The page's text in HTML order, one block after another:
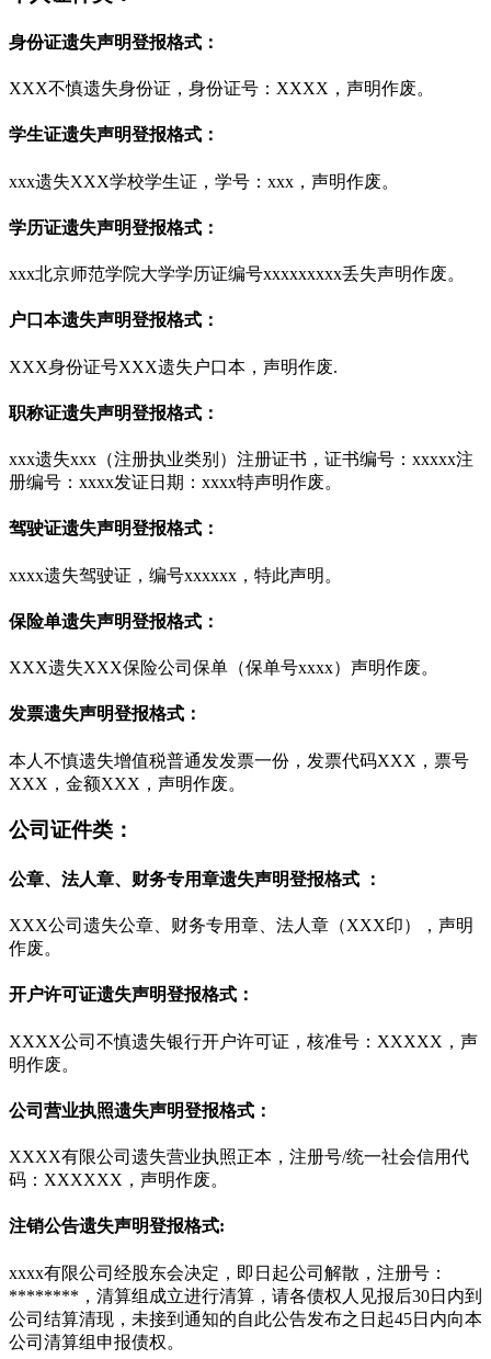
身份证遗失声明登报格式：
XXX不慎遗失身份证，身份证号：XXXX，声明作废。
学生证遗失声明登报格式：
xxx遗失XXX学校学生证，学号：xxx，声明作废。
学历证遗失声明登报格式：
xxx北京师范学院大学学历证编号xxxxxxxxx丢失声明作废。
户口本遗失声明登报格式：
XXX身份证号XXX遗失户口本，声明作废.
职称证遗失声明登报格式：
xxx遗失xxx（注册执业类别）注册证书，证书编号：xxxxx注
册编号：xxxx发证日期：xxxx特声明作废。
驾驶证遗失声明登报格式：
xxxx遗失驾驶证，编号xxxxxx，特此声明。
保险单遗失声明登报格式：
XXX遗失XXX保险公司保单（保单号xxxx）声明作废。
发票遗失声明登报格式：
本人不慎遗失增值税普通发发票一份，发票代码XXX，票号
XXX，金额XXX，声明作废。
公司证件类：
公章、法人章、财务专用章遗失声明登报格式 ：
XXX公司遗失公章、财务专用章、法人章（XXX印），声明
作废。
开户许可证遗失声明登报格式：
XXXX公司不慎遗失银行开户许可证，核准号：XXXXX，声
明作废。
公司营业执照遗失声明登报格式：
XXXX有限公司遗失营业执照正本，注册号/统一社会信用代
码：XXXXXX，声明作废。
注销公告遗失声明登报格式:
xxxx有限公司经股东会决定，即日起公司解散，注册号：
********，清算组成立进行清算，请各债权人见报后30日内到
公司结算清现，未接到通知的自此公告发布之日起45日内向本
公司清算组申报债权。